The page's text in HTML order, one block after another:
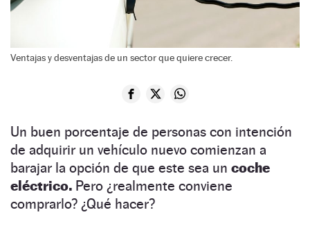
Ventajas y desventajas de un sector que quiere crecer.
Un buen porcentaje de personas con intención
de adquirir un vehículo nuevo comienzan a
barajar la opción de que este sea un coche
eléctrico. Pero ¿realmente conviene
comprarlo? ¿Qué hacer?